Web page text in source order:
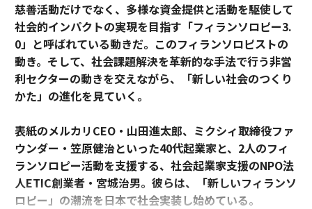
慈善活動だけでなく、多様な資金提供と活動を駆使して
社会的インパクトの実現を目指す「フィランソロピー3.
0」と呼ばれている動きだ。このフィランソロピストの
動き。そして、社会課題解決を革新的な手法で行う非営
利セクターの動きを交えながら、「新しい社会のつくり
かた」の進化を見ていく。
表紙のメルカリCEO・山田進太郎、ミクシィ取締役ファ
ウンダー・笠原健治といった40代起業家と、2人のフィ
ランソロピー活動を支援する、社会起業家支援のNPO法
人ETIC創業者・宮城治男。彼らは、「新しいフィランソ
ロピー」の潮流を日本で社会実装し始めている。